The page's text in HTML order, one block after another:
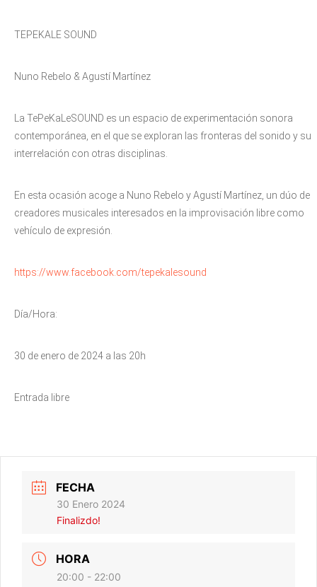
TEPEKALE SOUND
Nuno Rebelo & Agustí Martínez
La TePeKaLeSOUND es un espacio de experimentación sonora
contemporánea, en el que se exploran las fronteras del sonido y su
interrelación con otras disciplinas.
En esta ocasión acoge a Nuno Rebelo y Agustí Martínez, un dúo de
creadores musicales interesados ​​en la improvisación libre como
vehículo de expresión.
https://www.facebook.com/tepekalesound
​Día/Hora:
30 de enero de 2024 a las 20h
Entrada libre
FECHA
30 Enero 2024
Finalizdo!
HORA
20:00 - 22:00